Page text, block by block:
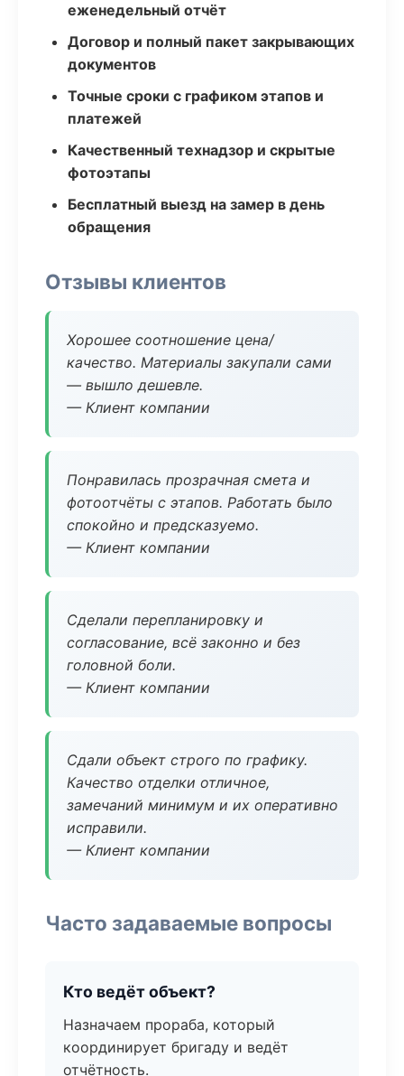
еженедельный отчёт
Договор и полный пакет закрывающих
документов
Точные сроки с графиком этапов и
платежей
Качественный технадзор и скрытые
фотоэтапы
Бесплатный выезд на замер в день
обращения
Отзывы клиентов
Хорошее соотношение цена/
качество. Материалы закупали сами
— вышло дешевле.
— Клиент компании
Понравилась прозрачная смета и
фотоотчёты с этапов. Работать было
спокойно и предсказуемо.
— Клиент компании
Сделали перепланировку и
согласование, всё законно и без
головной боли.
— Клиент компании
Сдали объект строго по графику.
Качество отделки отличное,
замечаний минимум и их оперативно
исправили.
— Клиент компании
Часто задаваемые вопросы
Кто ведёт объект?
Назначаем прораба, который
координирует бригаду и ведёт
отчётность.